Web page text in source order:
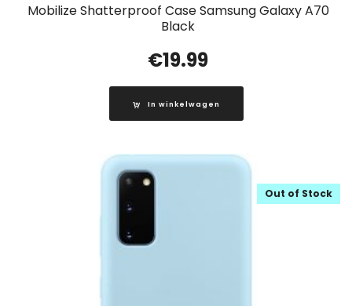
Mobilize Shatterproof Case Samsung Galaxy A70
Black
€19.99
In winkelwagen
Out of Stock